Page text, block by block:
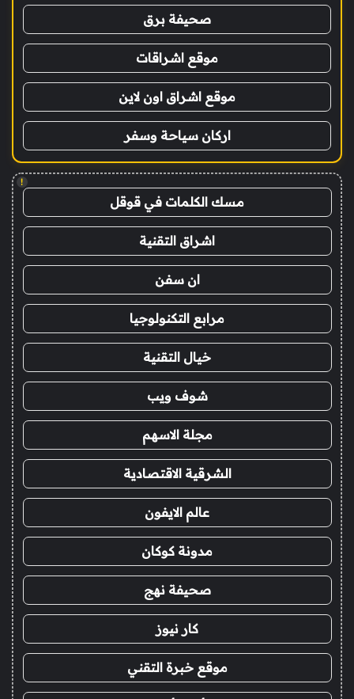
صحيفة برق
موقع اشراقات
موقع اشراق اون لاين
اركان سياحة وسفر
!
مسك الكلمات في قوقل
اشراق التقنية
ان سفن
مرابع التكنولوجيا
خيال التقنية
شوف ويب
مجلة الاسهم
الشرقية الاقتصادية
عالم الايفون
مدونة كوكان
صحيفة نهج
كار نيوز
موقع خبرة التقني